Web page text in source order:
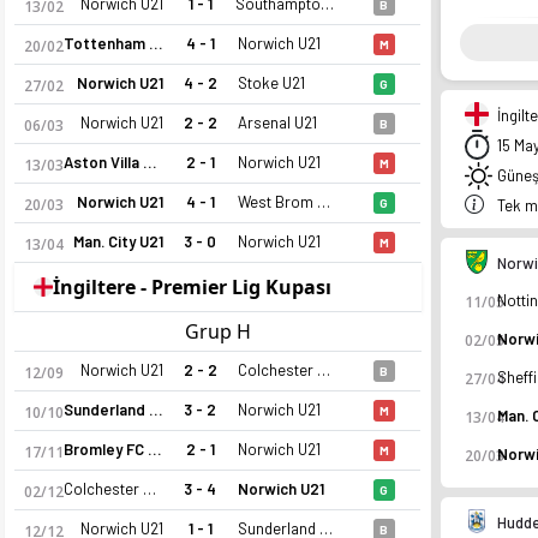
13/02 B
20/02 Tottenham U21 4 - 1 Norwich U21 M
27/02 Norwich U21 4 - 2 Stoke U21 G
06/03 Norwich U21 2 - 2 Arsenal U21 B
13/03 Aston Villa U21 2 - 1 Norwich U21 M
20/03 Norwich U21 4 - 1 West Brom U21 G
13/04 Man. City U21 3 - 0 Norwich U21 M
İngiltere - Premier Lig Kupası
Grup H
12/09 Norwich U21 2 - 2 Colchester U21 B
10/10 Sunderland U21 3 - 2 Norwich U21 M
17/11 Bromley FC U21 2 - 1 Norwich U21 M
02/12 Colchester U21 3 - 4 Norwich U21 G
12/12 Norwich U21 1 - 1 Sunderland U21 B
15
Tek
11/05
02/05
27/04
13/04
20/03